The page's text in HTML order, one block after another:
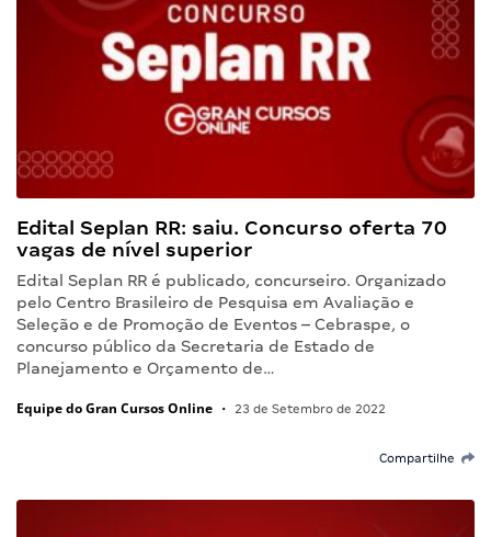
Edital Seplan RR: saiu. Concurso oferta 70
vagas de nível superior
Edital Seplan RR é publicado, concurseiro. Organizado
pelo Centro Brasileiro de Pesquisa em Avaliação e
Seleção e de Promoção de Eventos – Cebraspe, o
concurso público da Secretaria de Estado de
Planejamento e Orçamento de…
Equipe do Gran Cursos Online • 23 de Setembro de 2022
Compartilhe